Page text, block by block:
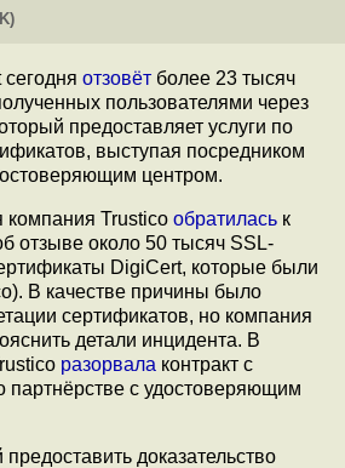
отзовёт более 23 тысяч
пользователями через
предоставляет услуги по
выступая посредником
центром.
Trustico обратилась к
отзыве около 50 тысяч SSL-
DigiCert, которые были
В качестве причины было
сертификатов, но компания
детали инцидента. В
разорвала контракт c
партнёрстве с удостоверяющим
доказательство